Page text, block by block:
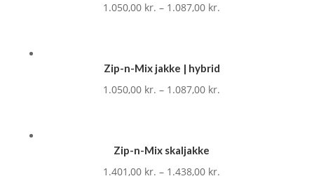
1.050,00 kr. – 1.087,00 kr.
Zip-n-Mix jakke | hybrid
1.050,00 kr. – 1.087,00 kr.
Zip-n-Mix skaljakke
1.401,00 kr. – 1.438,00 kr.